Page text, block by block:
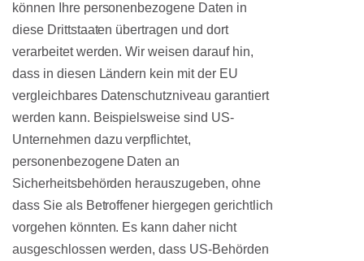
können Ihre personenbezogene Daten in
diese Drittstaaten übertragen und dort
verarbeitet werden. Wir weisen darauf hin,
dass in diesen Ländern kein mit der EU
vergleichbares Datenschutzniveau garantiert
werden kann. Beispielsweise sind US-
Unternehmen dazu verpflichtet,
personenbezogene Daten an
Sicherheitsbehörden herauszugeben, ohne
dass Sie als Betroffener hiergegen gerichtlich
vorgehen könnten. Es kann daher nicht
ausgeschlossen werden, dass US-Behörden